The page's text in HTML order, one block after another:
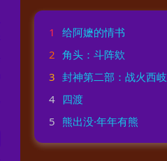
1
给阿嬷的情书
2 角头：斗阵欸
3 封神第二部：战火西岐
4 四渡
5 熊出没·年年有熊